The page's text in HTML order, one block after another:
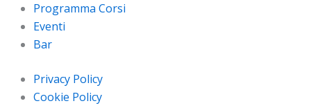
Programma Corsi
Eventi
Bar
Privacy Policy
Cookie Policy